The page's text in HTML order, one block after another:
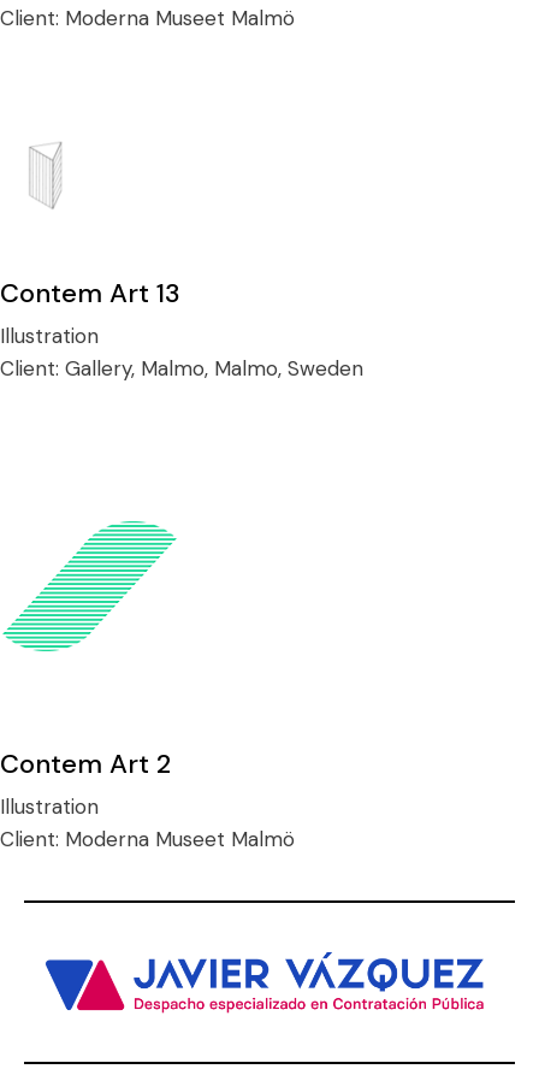
Client: Moderna Museet Malmö
Contem Art 13
Illustration
Client: Gallery, Malmo, Malmo, Sweden
Contem Art 2
Illustration
Client: Moderna Museet Malmö